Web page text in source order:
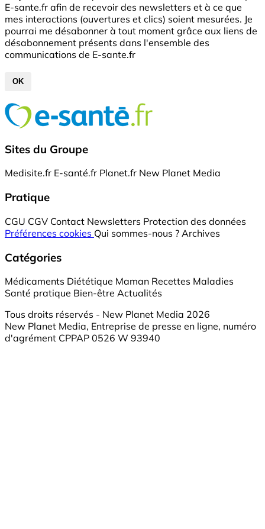
E-sante.fr afin de recevoir des newsletters et à ce que
mes interactions (ouvertures et clics) soient mesurées. Je
pourrai me désabonner à tout moment grâce aux liens de
désabonnement présents dans l'ensemble des
communications de E-sante.fr
OK
Sites du Groupe
Medisite.fr E-santé.fr Planet.fr New Planet Media
Pratique
CGU CGV Contact Newsletters Protection des données
Préférences cookies Qui sommes-nous ? Archives
Catégories
Médicaments Diététique Maman Recettes Maladies
Santé pratique Bien-être Actualités
Tous droits réservés - New Planet Media 2026
New Planet Media, Entreprise de presse en ligne, numéro
d'agrément CPPAP 0526 W 93940